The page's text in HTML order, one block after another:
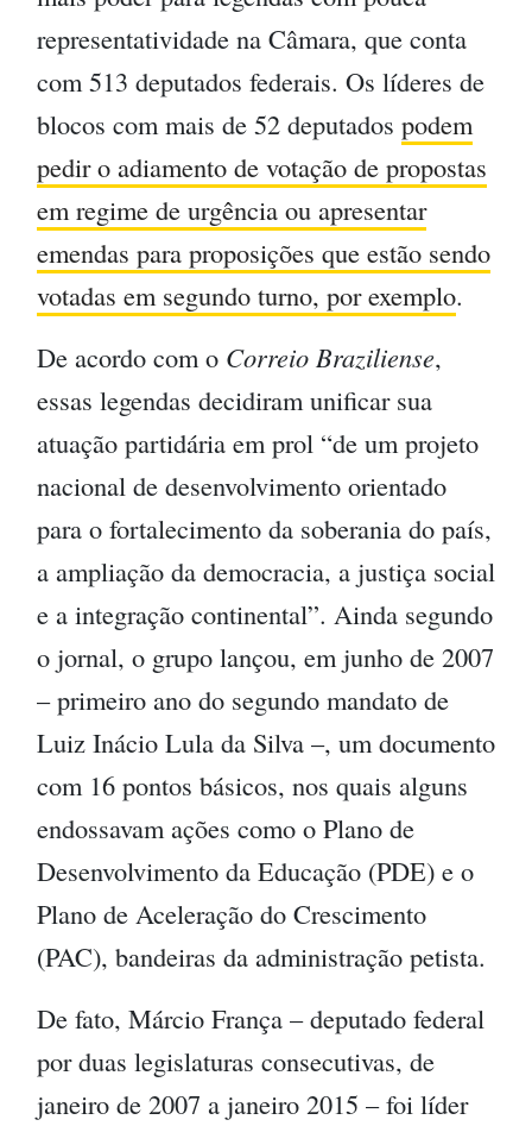
representatividade na Câmara, que conta
com 513 deputados federais. Os líderes de
blocos com mais de 52 deputados podem
pedir o adiamento de votação de propostas
em regime de urgência ou apresentar
emendas para proposições que estão sendo
votadas em segundo turno, por exemplo.
De acordo com o Correio Braziliense,
essas legendas decidiram unificar sua
atuação partidária em prol “de um projeto
nacional de desenvolvimento orientado
para o fortalecimento da soberania do país,
a ampliação da democracia, a justiça social
e a integração continental”. Ainda segundo
o jornal, o grupo lançou, em junho de 2007
– primeiro ano do segundo mandato de
Luiz Inácio Lula da Silva –, um documento
com 16 pontos básicos, nos quais alguns
endossavam ações como o Plano de
Desenvolvimento da Educação (PDE) e o
Plano de Aceleração do Crescimento
(PAC), bandeiras da administração petista.
De fato, Márcio França – deputado federal
por duas legislaturas consecutivas, de
janeiro de 2007 a janeiro 2015 – foi líder